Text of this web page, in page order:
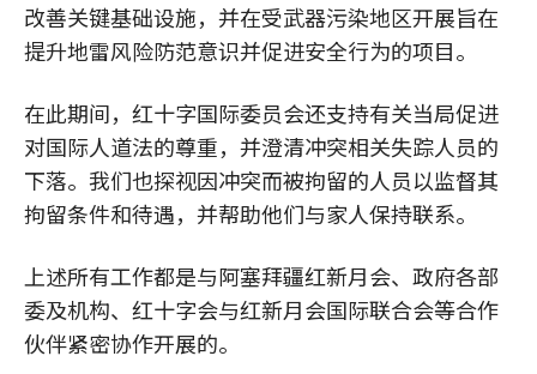
改善关键基础设施，并在受武器污染地区开展旨在
提升地雷风险防范意识并促进安全行为的项目。
在此期间，红十字国际委员会还支持有关当局促进
对国际人道法的尊重，并澄清冲突相关失踪人员的
下落。我们也探视因冲突而被拘留的人员以监督其
拘留条件和待遇，并帮助他们与家人保持联系。
上述所有工作都是与阿塞拜疆红新月会、政府各部
委及机构、红十字会与红新月会国际联合会等合作
伙伴紧密协作开展的。